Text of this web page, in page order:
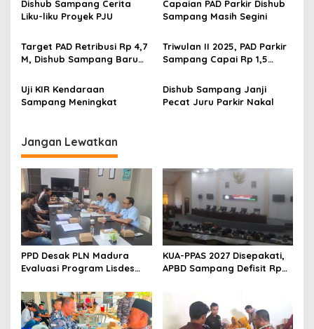
Jatim
Dishub Sampang Cerita
Liku-liku Proyek PJU
Capaian PAD Parkir Dishub
Sampang Masih Segini
Target PAD Retribusi Rp 4,7
M, Dishub Sampang Baru
Triwulan II 2025, PAD Parkir
Sampang Capai Rp 1,5
Uji KIR Kendaraan
Sampang Meningkat
Dishub Sampang Janji
Pecat Juru Parkir Nakal
Jangan Lewatkan
PPD Desak PLN Madura
Evaluasi Program Lisdes
KUA-PPAS 2027 Disepakati,
APBD Sampang Defisit Rp